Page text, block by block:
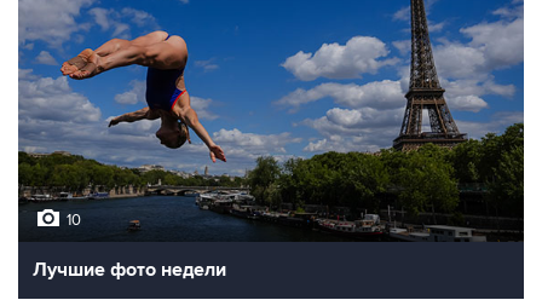
10
Лучшие фото недели